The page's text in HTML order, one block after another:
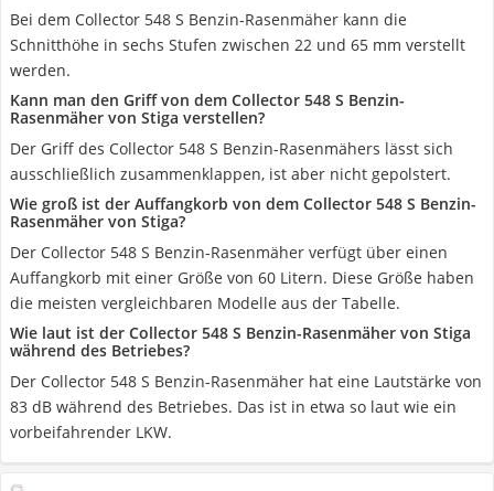
Bei dem Collector 548 S Benzin-Rasenmäher kann die
Schnitthöhe in sechs Stufen zwischen 22 und 65 mm verstellt
werden.
Kann man den Griff von dem Collector 548 S Benzin-
Rasenmäher von Stiga verstellen?
Der Griff des Collector 548 S Benzin-Rasenmähers lässt sich
ausschließlich zusammenklappen, ist aber nicht gepolstert.
Wie groß ist der Auffangkorb von dem Collector 548 S Benzin-
Rasenmäher von Stiga?
Der Collector 548 S Benzin-Rasenmäher verfügt über einen
Auffangkorb mit einer Größe von 60 Litern. Diese Größe haben
die meisten vergleichbaren Modelle aus der Tabelle.
Wie laut ist der Collector 548 S Benzin-Rasenmäher von Stiga
während des Betriebes?
Der Collector 548 S Benzin-Rasenmäher hat eine Lautstärke von
83 dB während des Betriebes. Das ist in etwa so laut wie ein
vorbeifahrender LKW.